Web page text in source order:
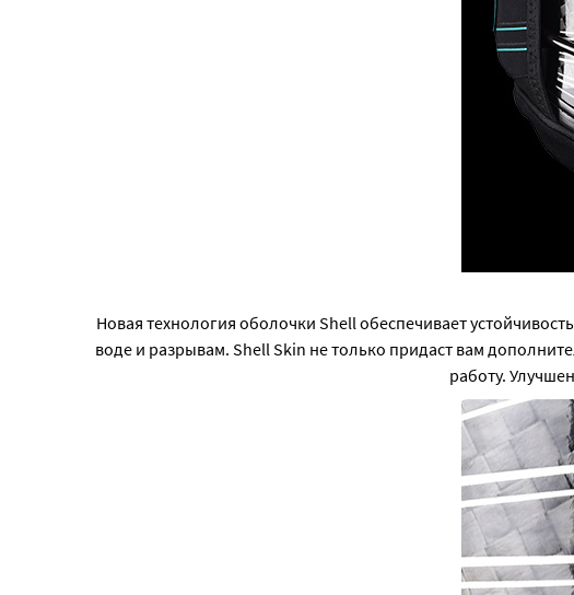
Новая технология оболочки Shell обеспечивает
воде и разрывам. Shell Skin не только придаст вам
работу.